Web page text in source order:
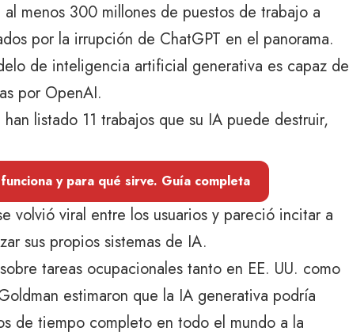
al menos 300 millones de puestos de trabajo a
por la irrupción de ChatGPT en el panorama.
de inteligencia artificial generativa es capaz de
por OpenAI.
han listado 11 trabajos que su IA puede destruir,
y para qué sirve. Guía completa
volvió viral entre los usuarios y pareció incitar a
sus propios sistemas de IA.
tareas ocupacionales tanto en EE. UU. como
estimaron que la IA generativa podría
de tiempo completo en todo el mundo a la